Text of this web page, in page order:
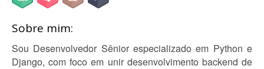
Sobre mim:
Sou Desenvolvedor Sênior especializado em Python e
Django, com foco em unir desenvolvimento backend de